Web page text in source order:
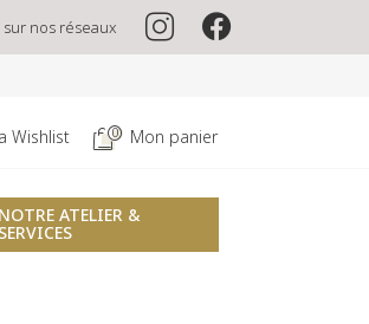
nos réseaux
Wishlist Mon panier
0
NOTRE ATELIER &
SERVICES